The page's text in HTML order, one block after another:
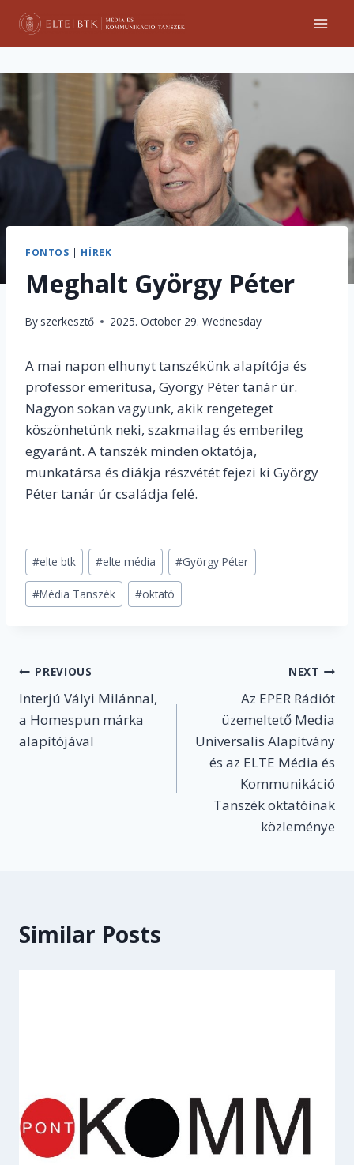
Skip
content
FONTOS | HÍREK
Meghalt György Péter
By szerkesztő 2025. October 29. Wednesday
A mai napon elhunyt tanszékünk alapítója és
professor emeritusa, György Péter tanár úr.
Nagyon sokan vagyunk, akik rengeteget
köszönhetünk neki, szakmailag és emberileg
egyaránt. A tanszék minden oktatója,
munkatársa és diákja részvétét fejezi ki György
Péter tanár úr családja felé.
Post
Tags:
#elte btk #elte média #György Péter
#Média Tanszék #oktató
Post
navigation
PREVIOUS
Interjú Vályi Milánnal,
a Homespun márka
alapítójával
NEXT
Az EPER Rádiót
üzemeltető Media
Universalis Alapítvány
és az ELTE Média és
Kommunikáció
Tanszék oktatóinak
közleménye
Similar Posts